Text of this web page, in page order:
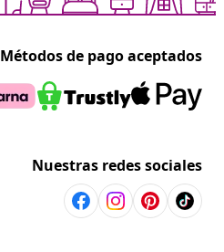
Métodos de pago aceptados
Nuestras redes sociales